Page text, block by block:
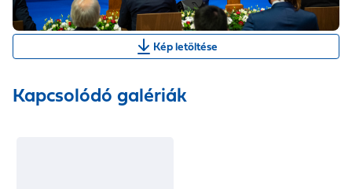
Kép letöltése
Kapcsolódó galériák